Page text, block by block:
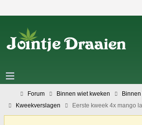
Forum Binnen wiet kweken
Kweekverslagen
Eerste kweek 4x mango